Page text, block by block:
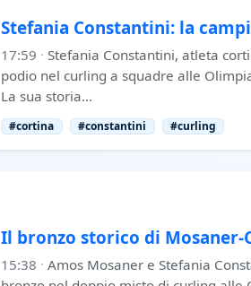
Stefania Constantini: la
17:59 · Stefania Constantini, atleta
podio nel curling a squadre alle
La sua storia…
#cortina #constantini #curling
Il bronzo storico di
15:38 · Amos Mosaner e Stefania